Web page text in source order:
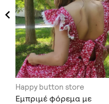
Happy button store
Εμπριμέ φόρεμα με